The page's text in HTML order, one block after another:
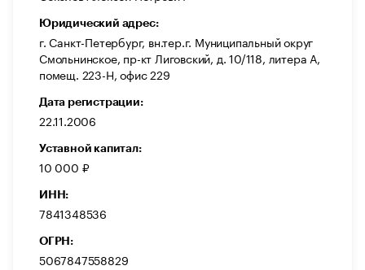
Юридический адрес:
г. Санкт-Петербург, вн.тер.г. Муниципальный округ
Смольнинское, пр-кт Лиговский, д. 10/118, литера А,
помещ. 223-Н, офис 229
Дата регистрации:
22.11.2006
Уставной капитал:
10 000 ₽
ИНН:
7841348536
ОГРН:
5067847558829